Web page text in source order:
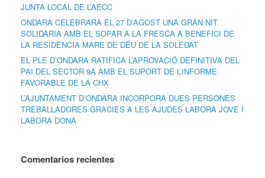
JUNTA LOCAL DE L’AECC
ONDARA CELEBRARÀ EL 27 D’AGOST UNA GRAN NIT
SOLIDÀRIA AMB EL SOPAR A LA FRESCA A BENEFICI DE
LA RESIDÈNCIA MARE DE DÉU DE LA SOLEDAT
EL PLE D’ONDARA RATIFICA L’APROVACIÓ DEFINITIVA DEL
PAI DEL SECTOR 9A AMB EL SUPORT DE L’INFORME
FAVORABLE DE LA CHX
L’AJUNTAMENT D’ONDARA INCORPORA DUES PERSONES
TREBALLADORES GRÀCIES A LES AJUDES LABORA JOVE I
LABORA DONA
Comentarios recientes